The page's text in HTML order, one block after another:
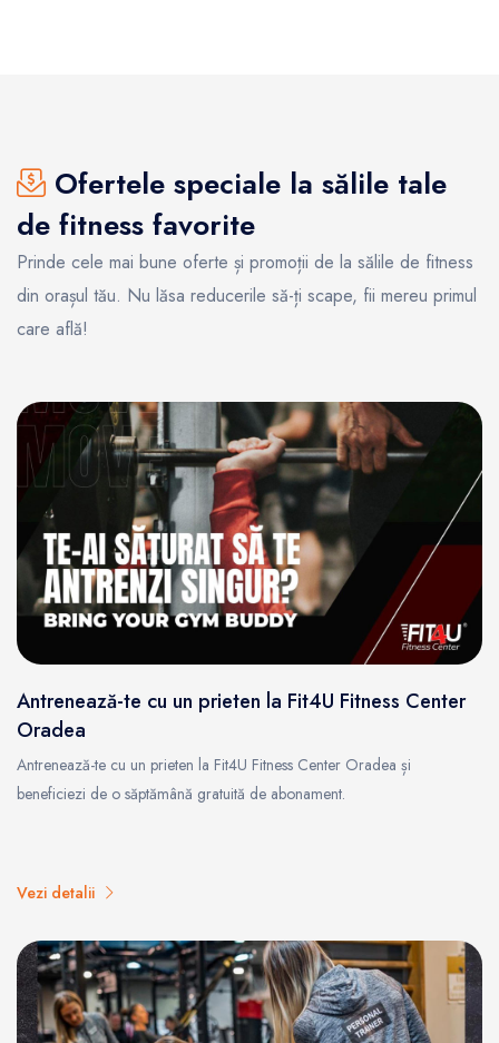
Ofertele speciale la sălile tale
de fitness favorite
Prinde cele mai bune oferte și promoții de la sălile de fitness
din orașul tău. Nu lăsa reducerile să-ți scape, fii mereu primul
care află!
Antrenează-te cu un prieten la Fit4U Fitness Center
Oradea
Antrenează-te cu un prieten la Fit4U Fitness Center Oradea și
beneficiezi de o săptămână gratuită de abonament.
Vezi detalii